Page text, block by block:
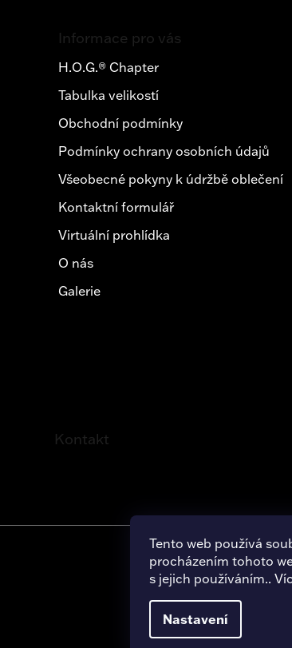
Tento web používá
procházením tohoto
s jejich používáním..
Nastavení
Kontakt
Informace pro vás
H.O.G.® Chapter
Tabulka velikostí
Obchodní podmínky
Podmínky ochrany osobních údajů
Všeobecné pokyny k údržbě oblečení
Kontaktní formulář
Virtuální prohlídka
O nás
Galerie
Copyright 2026